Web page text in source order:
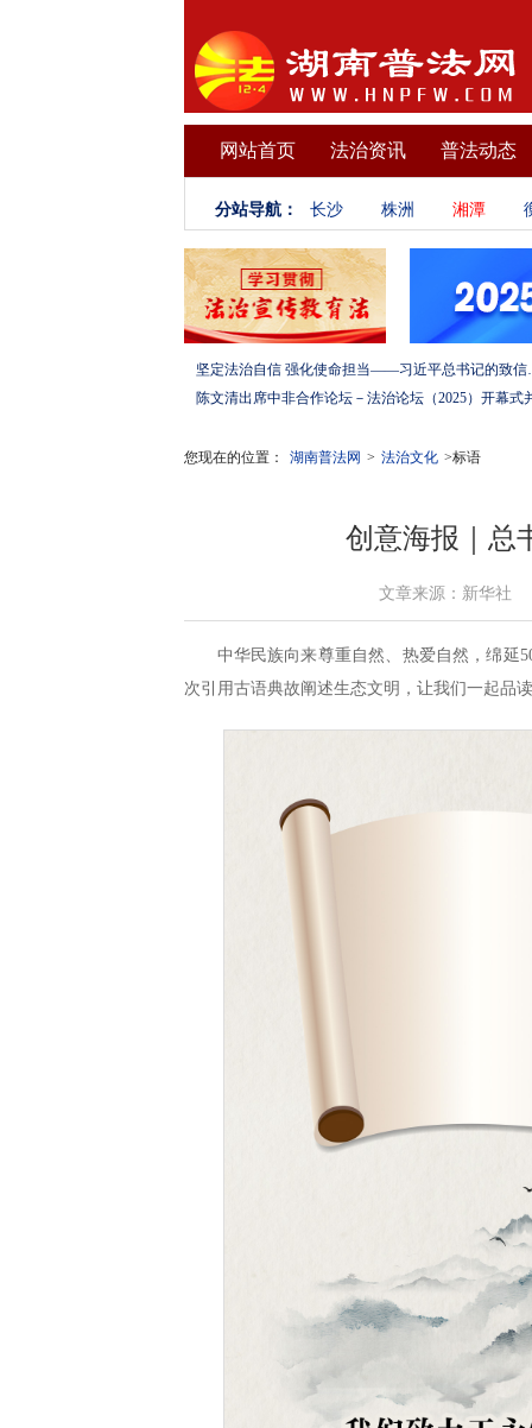
网站首页 法治资讯 普法动态
分站导航： 长沙 株洲 湘潭
坚定法治自信 强化使
您现在的位置： 湖南普法网 > 法治文化 >标语
创意海报｜总
文章来源：新华社
中华民族向来尊重自然、热爱自然，绵延
次引用古语典故阐述生态文明，让我们一起品